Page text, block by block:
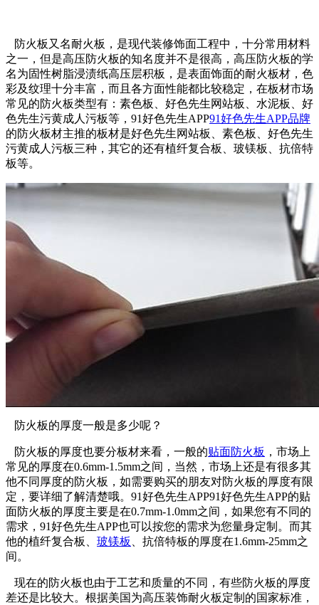
防火板又名耐火板，是现代装修饰面工程中，十分常用材料
之一，但是高压防火板的知名度并不是很高，高压防火板的学
名为固性树脂浸渍纸高压层积板，是表面饰面的耐火板材，色
彩及纹理十分丰富，而且各方面性能都比较稳定，在板材市场
常见的防火板类型有：素色板、好色先生网站板、水泥板、好
色先生污黄成人污板等，91好色先生APP91好色先生APP品牌
的防火板材主推的板材是好色先生网站板、素色板、好色先生
污黄成人污板三种，其它的还有植纤复合板、玻镁板、抗倍特
板等。
防火板的厚度一般是多少呢？
防火板的厚度也要分板材来看，一般的贴面防火板 ，市场上
常见的厚度在0.6mm-1.5mm之间，当然，市场上还是有很多其
他不同厚度的防火板，如需要购买的朋友对防火板的厚度有限
定，要详细了解清楚哦。91好色先生APP91好色先生APP的贴
面防火板的厚度主要是在0.7mm-1.0mm之间，如果您有不同的
需求，91好色先生APP也可以按您的需求为您量身定制。而其
他的植纤复合板、 玻镁板
、抗倍特板的厚度在1.6mm-25mm之
间。
现在的防火板也由于工艺和质量的不同，有些防火板的厚度
差还是比较大。根据美国为高压装饰耐火板定制的国家标准，